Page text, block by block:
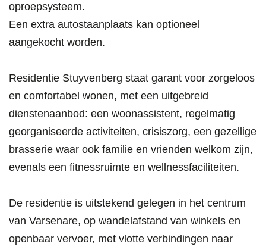
oproepsysteem.
Een extra autostaanplaats kan optioneel
aangekocht worden.
Residentie Stuyvenberg staat garant voor zorgeloos
en comfortabel wonen, met een uitgebreid
dienstenaanbod: een woonassistent, regelmatig
georganiseerde activiteiten, crisiszorg, een gezellige
brasserie waar ook familie en vrienden welkom zijn,
evenals een fitnessruimte en wellnessfaciliteiten.
De residentie is uitstekend gelegen in het centrum
van Varsenare, op wandelafstand van winkels en
openbaar vervoer, met vlotte verbindingen naar